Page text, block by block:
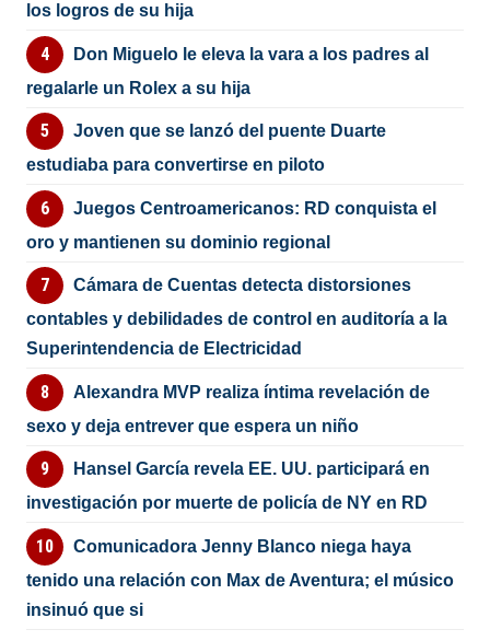
los logros de su hija
Don Miguelo le eleva la vara a los padres al
regalarle un Rolex a su hija
Joven que se lanzó del puente Duarte
estudiaba para convertirse en piloto
Juegos Centroamericanos: RD conquista el
oro y mantienen su dominio regional
Cámara de Cuentas detecta distorsiones
contables y debilidades de control en auditoría a la
Superintendencia de Electricidad
Alexandra MVP realiza íntima revelación de
sexo y deja entrever que espera un niño
Hansel García revela EE. UU. participará en
investigación por muerte de policía de NY en RD
Comunicadora Jenny Blanco niega haya
tenido una relación con Max de Aventura; el músico
insinuó que si